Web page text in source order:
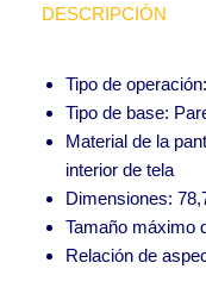
DESCRIPCIÓN
Tipo de
Tipo de base:
Material de la
interior de tela
Dimensiones:
Tamaño máximo
Relación de